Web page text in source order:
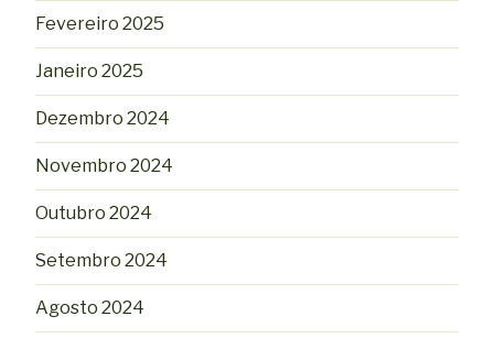
Fevereiro 2025
Janeiro 2025
Dezembro 2024
Novembro 2024
Outubro 2024
Setembro 2024
Agosto 2024